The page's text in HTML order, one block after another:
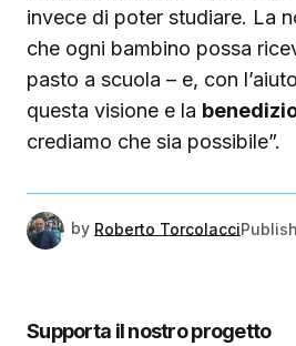
invece di poter studiare. La
che ogni bambino possa
pasto a scuola – e, con
questa visione e la
crediamo che sia possibile”.
by Roberto Torcolacci
Supporta il nostro progetto